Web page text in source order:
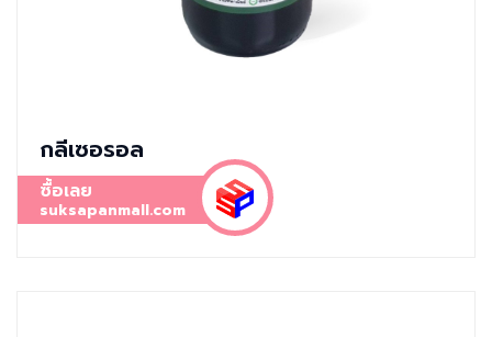
กลีเซอรอล
ซื้อเลย
suksapanmall.com